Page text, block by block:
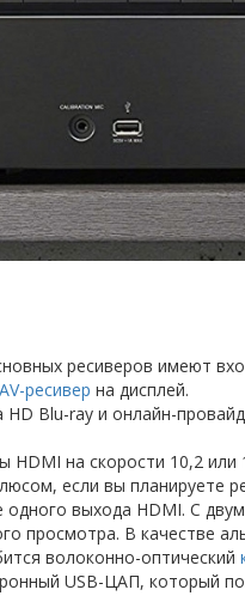
ресиверов имеют
AV-ресивер на дисплей.
Blu-ray и онлайн-
на скорости 10,2
если вы планируете
выхода HDMI. С
просмотра. В качестве
волоконно-оптический
USB-ЦАП, который